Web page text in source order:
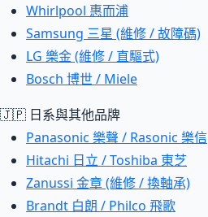
Whirlpool 惠而浦
Samsung 三星 (維修 / 故障碼)
LG 樂金 (維修 / 直驅式)
Bosch 博世 / Miele
🇯🇵 日系與其他品牌
Panasonic 樂聲 / Rasonic 樂信
Hitachi 日立 / Toshiba 東芝
Zanussi 金章 (維修 / 換軸承)
Brandt 白朗 / Philco 飛歌